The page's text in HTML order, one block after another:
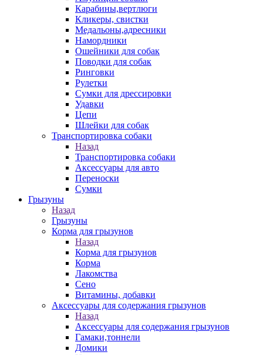
Карабины,вертлюги
Кликеры, свистки
Медальоны,адресники
Намордники
Ошейники для собак
Поводки для собак
Ринговки
Рулетки
Сумки для дрессировки
Удавки
Цепи
Шлейки для собак
Транспортировка собаки
Назад
Транспортировка собаки
Аксессуары для авто
Переноски
Сумки
Грызуны
Назад
Грызуны
Корма для грызунов
Назад
Корма для грызунов
Корма
Лакомства
Сено
Витамины, добавки
Аксессуары для содержания грызунов
Назад
Аксессуары для содержания грызунов
Гамаки,тоннели
Домики